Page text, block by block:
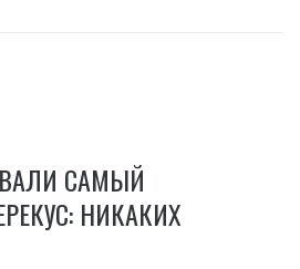
САМЫЙ
НИКАКИХ